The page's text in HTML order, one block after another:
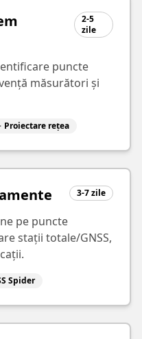
2-5
zile
puncte
măsurători și
Proiectare rețea
3-7 zile
pe puncte
stații totale/GNSS,
Spider